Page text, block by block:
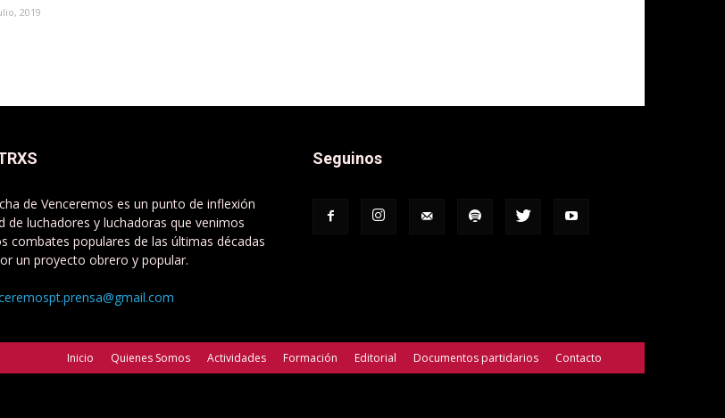
2019
de Venceremos es un punto de inflexión
de luchadores y luchadoras que venimos
combates populares de las últimas décadas
un proyecto obrero y popular.
Seguinos
Inicio Quienes Somos Actividades Formación Editorial Documentos partidarios Contacto